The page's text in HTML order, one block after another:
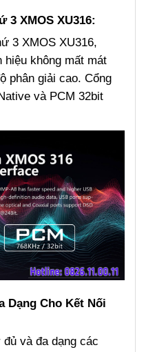
3 XMOS XU316:
3 XMOS XU316,
hiệu không mất mát
phân giải cao. Cổng
và PCM 32bit
Dạng Cho Kết Nối
và đa dạng các